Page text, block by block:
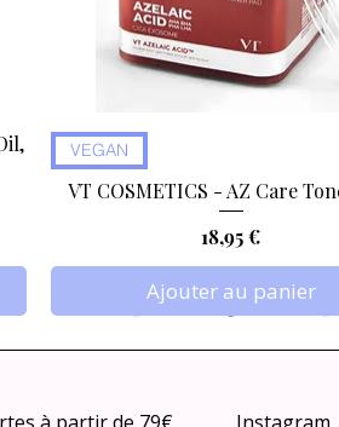
VEGAN
VT COSMETICS - AZ Care
Prix
18,95 €
Ajouter au panier